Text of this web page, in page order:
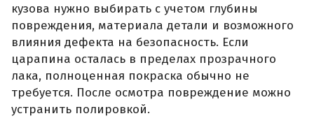
кузова нужно выбирать с учетом глубины
повреждения, материала детали и возможного
влияния дефекта на безопасность. Если
царапина осталась в пределах прозрачного
лака, полноценная покраска обычно не
требуется. После осмотра повреждение можно
устранить полировкой.